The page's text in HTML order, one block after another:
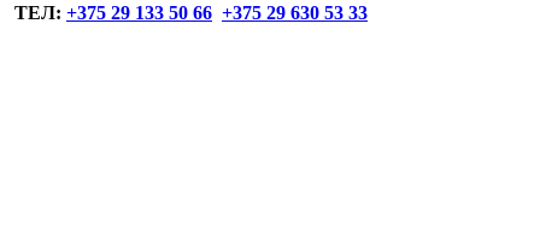
ТЕЛ: +375 29 133 50 66 +375 29 630 53 33